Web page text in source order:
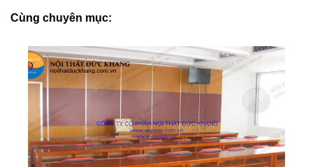
Cùng chuyên mục: